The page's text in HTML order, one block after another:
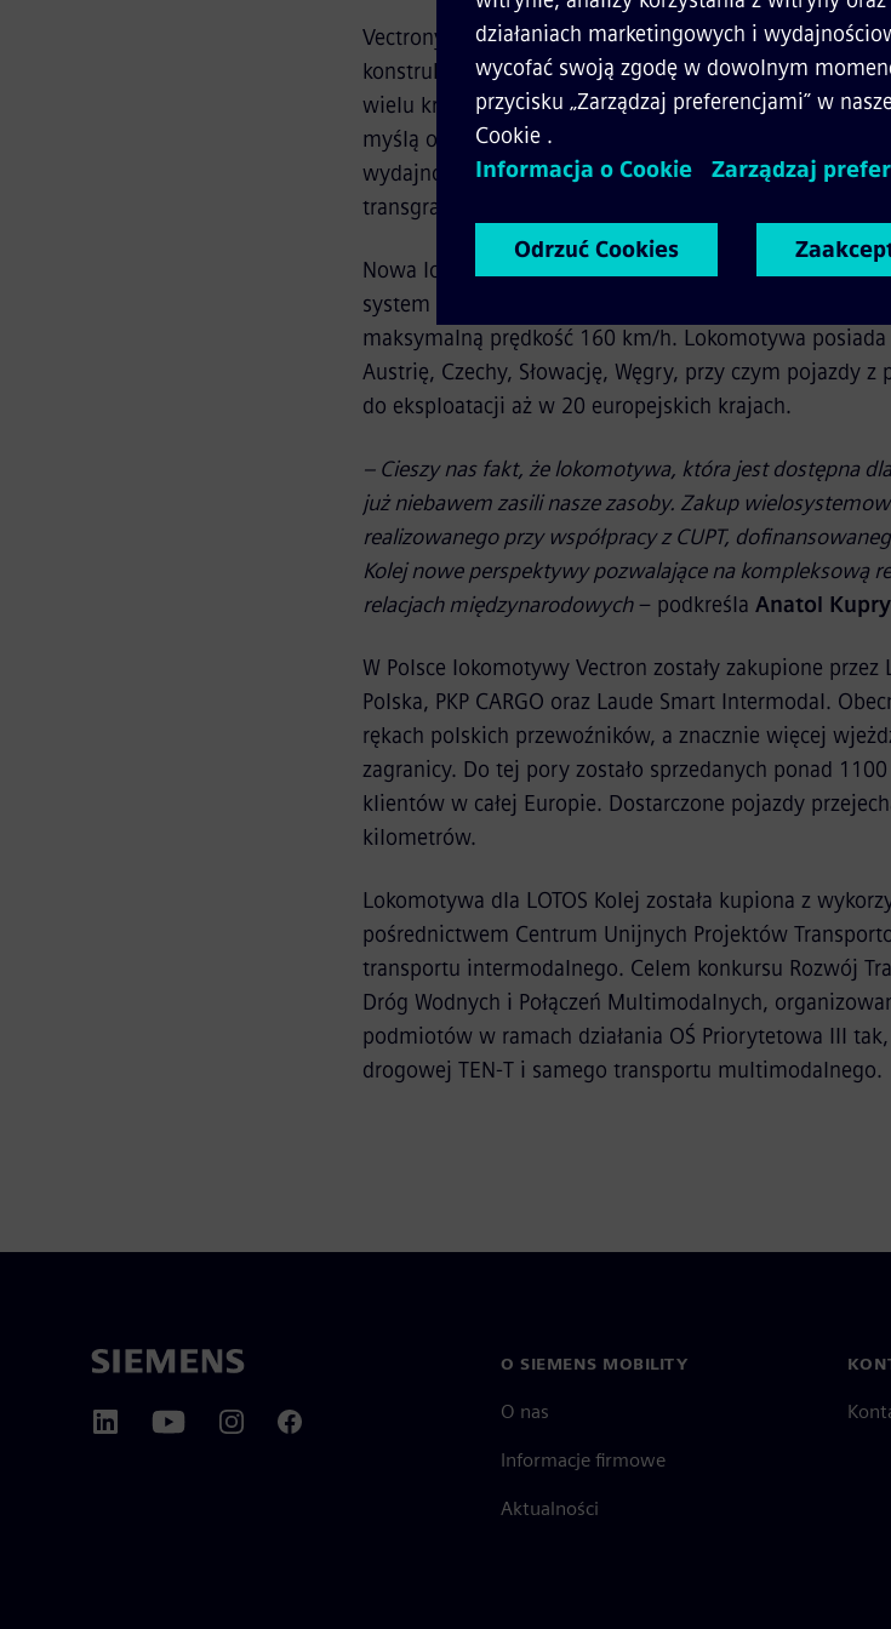
Vectrony to najnowocześniejsze na rynku
konstrukcji umożliwiającej łatwe dostosowanie do
wielu krajach i zróżnicowanych warunkach
myślą o realizacji różnorodnych zadań przewozowych.
wydajność i opłacalność wykonywania zadań
transgranicznym, zarówno pasażerskim jak i
Nowa lokomotywa Vectron MS dla LOTOS Kolej
system ETCS zgodny z obecnie obowiązującymi
maksymalną prędkość 160 km/h. Lokomotywa
Austrię, Czechy, Słowację, Węgry, przy czym pojazdy
do eksploatacji aż w 20 europejskich krajach.
– Cieszy nas fakt, że lokomotywa, która jest dostępna
już niebawem zasili nasze zasoby. Zakup
realizowanego przy współpracy z CUPT,
Kolej nowe perspektywy pozwalające na kompleksową
relacjach międzynarodowych– podkreśla Anatol
W Polsce lokomotywy Vectron zostały zakupione przez
Polska, PKP CARGO oraz Laude Smart Intermodal.
rękach polskich przewoźników, a znacznie więcej
zagranicy. Do tej pory zostało sprzedanych ponad
klientów w całej Europie. Dostarczone pojazdy
kilometrów.
Lokomotywa dla LOTOS Kolej została kupiona z
pośrednictwem Centrum Unijnych Projektów
transportu intermodalnego. Celem konkursu Rozwój
Dróg Wodnych i Połączeń Multimodalnych,
podmiotów w ramach działania OŚ Priorytetowa III
drogowej TEN-T i samego transportu multimodalnego.
O SIEMENS MOBILITY
O nas
Informacje firmowe
Aktualności